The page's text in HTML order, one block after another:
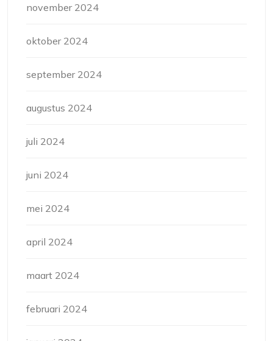
november 2024
oktober 2024
september 2024
augustus 2024
juli 2024
juni 2024
mei 2024
april 2024
maart 2024
februari 2024